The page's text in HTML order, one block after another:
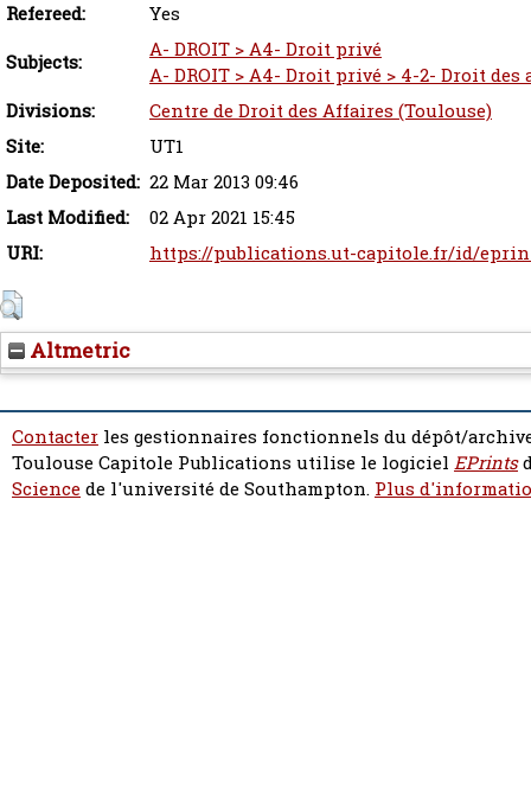
Refereed:
Yes
Subjects:
A- DROIT > A4- Droit privé
A- DROIT > A4- Droit privé > 4-2- Droit
Divisions:
Centre de Droit des Affaires (Toulouse)
Site:
UT1
Date Deposited: 22 Mar 2013 09:46
Last Modified:
02 Apr 2021 15:45
URI:
https://publications.ut-capitole.fr/id/
Altmetric
Contacter les gestionnaires fonctionnels du dépôt/
Toulouse Capitole Publications utilise le logiciel EPrints
Sciencede l'université de Southampton. Plus